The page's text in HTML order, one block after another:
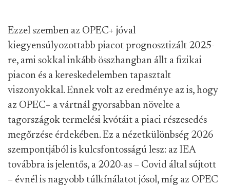
Ezzel szemben az OPEC+ jóval
kiegyensúlyozottabb piacot prognosztizált 2025-
re, ami sokkal inkább összhangban állt a fizikai
piacon és a kereskedelemben tapasztalt
viszonyokkal. Ennek volt az eredménye az is, hogy
az OPEC+ a vártnál gyorsabban növelte a
tagországok termelési kvótáit a piaci részesedés
megőrzése érdekében. Ez a nézetkülönbség 2026
szempontjából is kulcsfontosságú lesz: az IEA
továbbra is jelentős, a 2020-as – Covid által sújtott
– évnél is nagyobb túlkínálatot jósol, míg az OPEC